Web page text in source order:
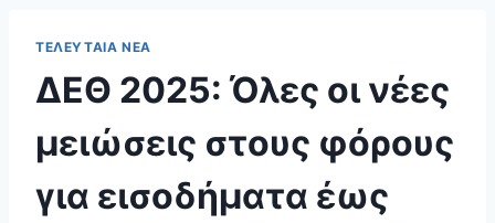
ΤΕΛΕΥΤΑΊΑ ΝΈΑ
ΔΕΘ 2025: Όλες οι νέες
μειώσεις στους φόρους
για εισοδήματα έως